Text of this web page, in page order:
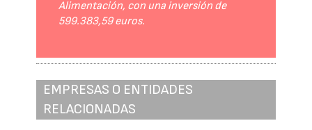
Alimentación, con una inversión de
599.383,59 euros.
EMPRESAS O ENTIDADES
RELACIONADAS